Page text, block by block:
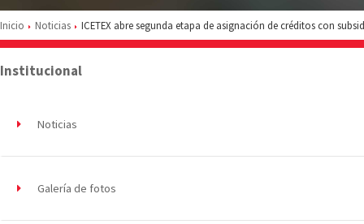
Inicio Noticias ICETEX abre segunda etapa de asignación de créditos con
Institucional
Noticias
Galería de fotos